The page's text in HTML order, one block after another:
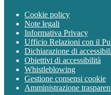
Cookie policy
Note legali
Informativa Privacy
Ufficio Relazioni con il
Dichiarazione di
Obiettivi di accessibilità
Whistleblowing
Gestione consensi cookie
Amministrazione